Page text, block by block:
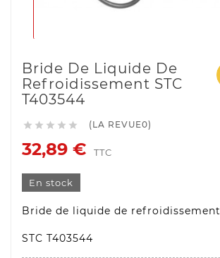
Bride De Liquide De
Refroidissement STC
T403544
     (LA REVUE0)
32,89 € TTC
En stock
Bride de liquide de
STC T403544